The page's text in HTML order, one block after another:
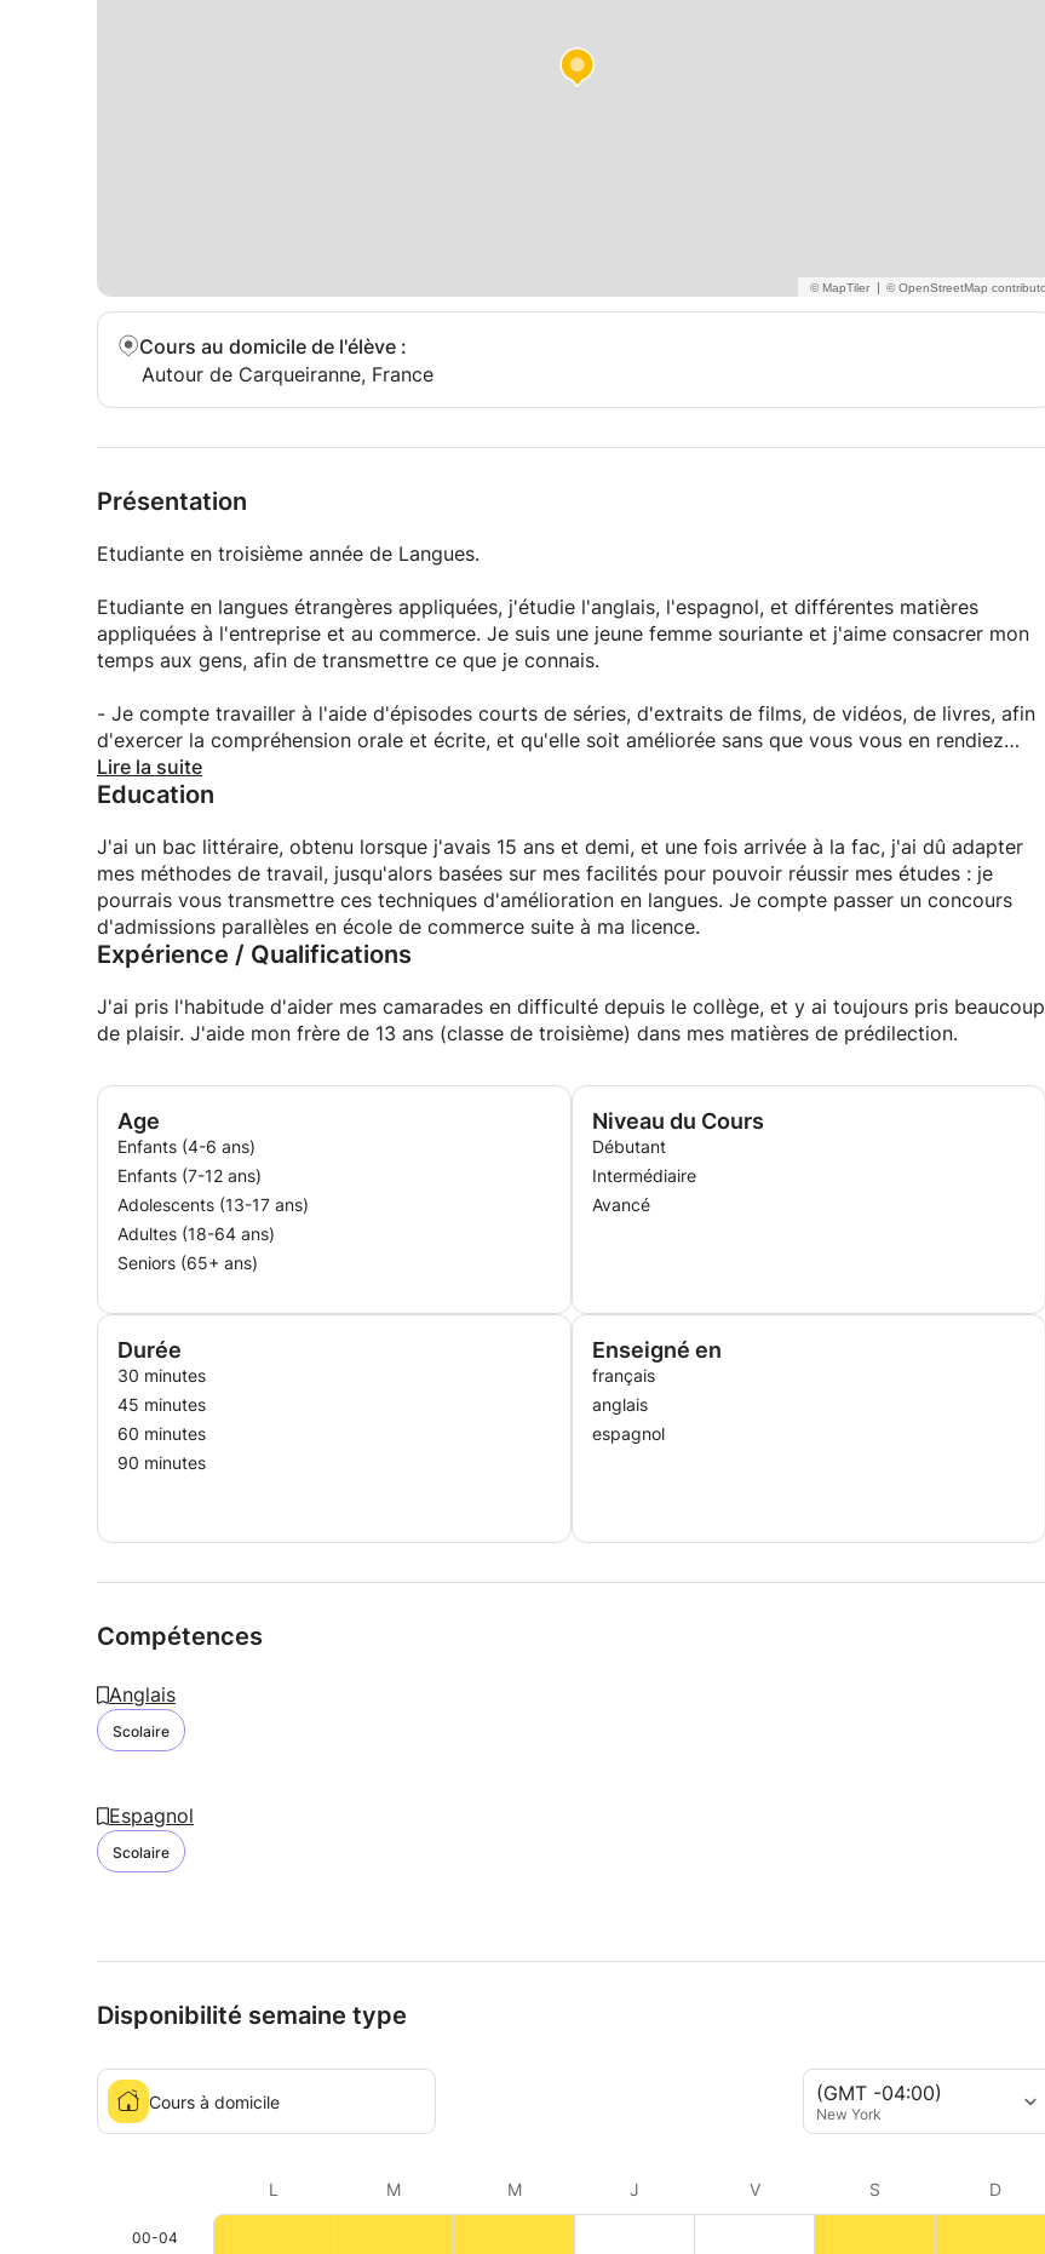
|
Cours au domicile de l'élève :
Autour de Carqueiranne, France
Présentation
Etudiante en troisième année de Langues.
Etudiante en langues étrangères appliquées, j'étudie l'anglais, l'espagnol, et différentes matières
appliquées à l'entreprise et au commerce. Je suis une jeune femme souriante et j'aime consacrer mon
temps aux gens, afin de transmettre ce que je connais.
- Je compte travailler à l'aide d'épisodes courts de séries, d'extraits de films, de vidéos, de livres, afin
d'exercer la compréhension orale et écrite, et qu'elle soit améliorée sans que vous vous en rendiez
compte :c'est automatique !
- J'aime regarder beaucoup de séries et films en anglais, et je le conseille à tous : c'est comme ça que
-
Lire la suite
Education
J'ai un bac littéraire, obtenu lorsque j'avais 15 ans et demi, et une fois arrivée à la fac, j'ai dû adapter
mes méthodes de travail, jusqu'alors basées sur mes facilités pour pouvoir réussir mes études : je
pourrais vous transmettre ces techniques d'amélioration en langues. Je compte passer un concours
d'admissions parallèles en école de commerce suite à ma licence.
Expérience / Qualifications
J'ai pris l'habitude d'aider mes camarades en difficulté depuis le collège, et y ai toujours pris beaucoup
de plaisir. J'aide mon frère de 13 ans (classe de troisième) dans mes matières de prédilection.
Age
Enfants (4-6 ans)
Enfants (7-12 ans)
Adolescents (13-17 ans)
Adultes (18-64 ans)
Seniors (65+ ans)
Niveau du Cours
Débutant
Intermédiaire
Avancé
Durée
30 minutes
45 minutes
60 minutes
90 minutes
Enseigné en
français
anglais
espagnol
Compétences
Anglais
Scolaire
Espagnol
Scolaire
Disponibilité semaine type
(GMT -04:00)
New York
Cours à domicile
L M M J V S D
00-04